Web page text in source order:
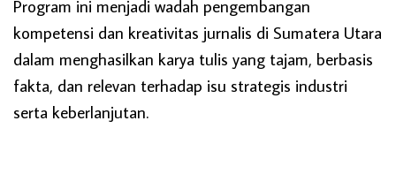
Program ini menjadi wadah pengembangan
kompetensi dan kreativitas jurnalis di Sumatera Utara
dalam menghasilkan karya tulis yang tajam, berbasis
fakta, dan relevan terhadap isu strategis industri
serta keberlanjutan.